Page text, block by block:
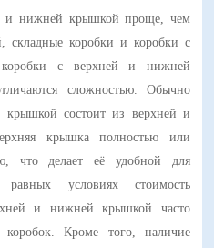
и нижней крышкой проще, чем
складные коробки и коробки с
с верхней и нижней
сложностью. Обычно
состоит из верхней и
крышка полностью или
что делает её удобной для
условиях стоимость
и нижней крышкой часто
Кроме того, наличие